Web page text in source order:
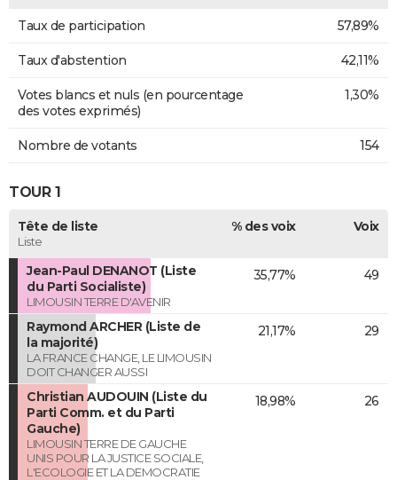
Taux de participation 57,89%
Taux d'abstention 42,11%
Votes blancs et nuls (en pourcentage
des votes exprimés)
1,30%
Nombre de votants 154
TOUR 1
Tête de liste
Liste
% des voix Voix
Jean-Paul DENANOT (Liste
du Parti Socialiste)
LIMOUSIN TERRE D'AVENIR
35,77% 49
Raymond ARCHER (Liste de
la majorité)
LA FRANCE CHANGE, LE LIMOUSIN
DOIT CHANGER AUSSI
21,17% 29
Christian AUDOUIN (Liste du
Parti Comm. et du Parti
Gauche)
LIMOUSIN TERRE DE GAUCHE
UNIS POUR LA JUSTICE SOCIALE,
L'ECOLOGIE ET LA DEMOCRATIE
18,98% 26